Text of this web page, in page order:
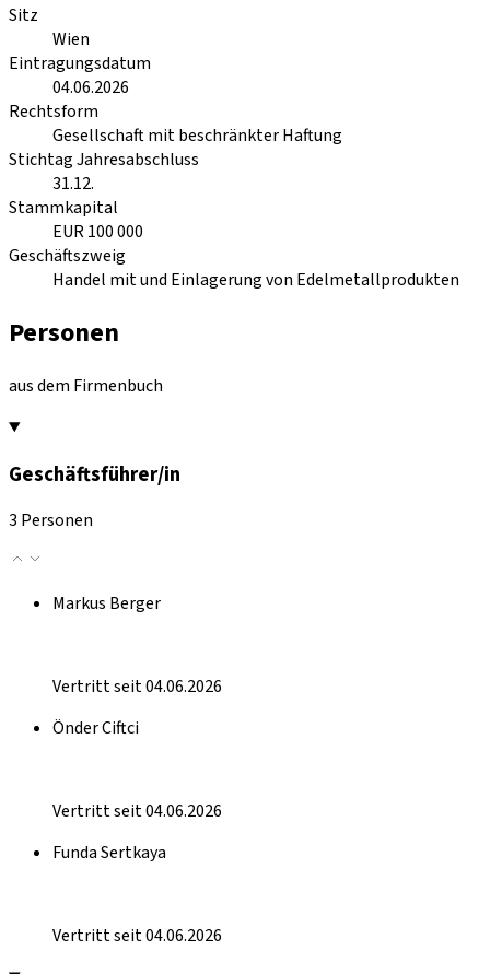
Sitz
Wien
Eintragungsdatum
04.06.2026
Rechtsform
Gesellschaft mit beschränkter Haftung
Stichtag Jahresabschluss
31.12.
Stammkapital
EUR 100 000
Geschäftszweig
Handel mit und Einlagerung von Edelmetallprodukten
Personen
aus dem Firmenbuch
Geschäftsführer/in
3 Personen
Markus Berger
Vertritt seit 04.06.2026
Önder Ciftci
Vertritt seit 04.06.2026
Funda Sertkaya
Vertritt seit 04.06.2026